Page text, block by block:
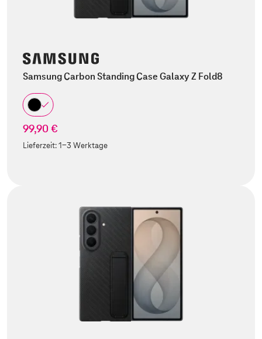
Samsung Carbon Standing Case Galaxy Z Fold8
99,90 €
Lieferzeit:1-3 Werktage